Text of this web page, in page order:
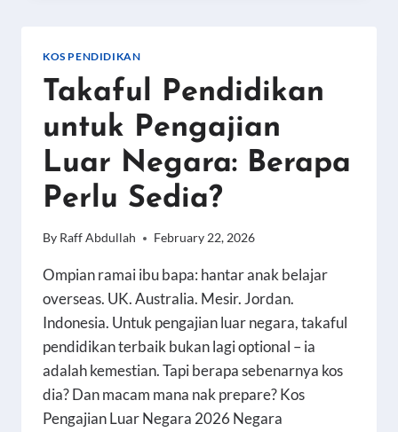
SAMPAI
UNIVERSITI?
KOS PENDIDIKAN
Takaful Pendidikan
untuk Pengajian
Luar Negara: Berapa
Perlu Sedia?
By Raff Abdullah February 22, 2026
Ompian ramai ibu bapa: hantar anak belajar
overseas. UK. Australia. Mesir. Jordan.
Indonesia. Untuk pengajian luar negara, takaful
pendidikan terbaik bukan lagi optional – ia
adalah kemestian. Tapi berapa sebenarnya kos
dia? Dan macam mana nak prepare? Kos
Pengajian Luar Negara 2026 Negara